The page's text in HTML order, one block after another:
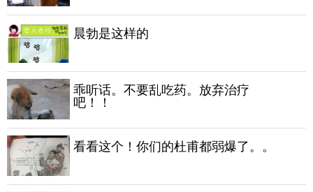
晨勃是这样的
乖听话。不要乱吃药。放弃治疗
吧！！
看看这个！你们的杜甫都弱爆了。。